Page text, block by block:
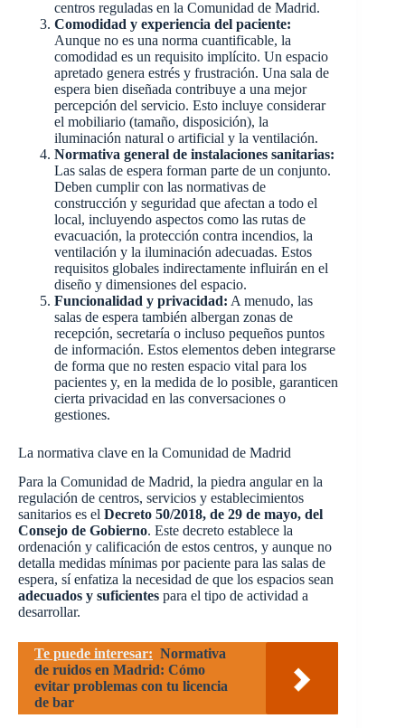
centros reguladas en la Comunidad de Madrid.
Comodidad y experiencia del paciente:
Aunque no es una norma cuantificable, la
comodidad es un requisito implícito. Un espacio
apretado genera estrés y frustración. Una sala de
espera bien diseñada contribuye a una mejor
percepción del servicio. Esto incluye considerar
el mobiliario (tamaño, disposición), la
iluminación natural o artificial y la ventilación.
Normativa general de instalaciones sanitarias:
Las salas de espera forman parte de un conjunto.
Deben cumplir con las normativas de
construcción y seguridad que afectan a todo el
local, incluyendo aspectos como las rutas de
evacuación, la protección contra incendios, la
ventilación y la iluminación adecuadas. Estos
requisitos globales indirectamente influirán en el
diseño y dimensiones del espacio.
Funcionalidad y privacidad: A menudo, las
salas de espera también albergan zonas de
recepción, secretaría o incluso pequeños puntos
de información. Estos elementos deben integrarse
de forma que no resten espacio vital para los
pacientes y, en la medida de lo posible, garanticen
cierta privacidad en las conversaciones o
gestiones.
La normativa clave en la Comunidad de Madrid
Para la Comunidad de Madrid, la piedra angular en la
regulación de centros, servicios y establecimientos
sanitarios es el Decreto 50/2018, de 29 de mayo, del
Consejo de Gobierno. Este decreto establece la
ordenación y calificación de estos centros, y aunque no
detalla medidas mínimas por paciente para las salas de
espera, sí enfatiza la necesidad de que los espacios sean
adecuados y suficientes para el tipo de actividad a
desarrollar.
Te puede interesar: Normativa
de ruidos en Madrid: Cómo
evitar problemas con tu licencia
de bar